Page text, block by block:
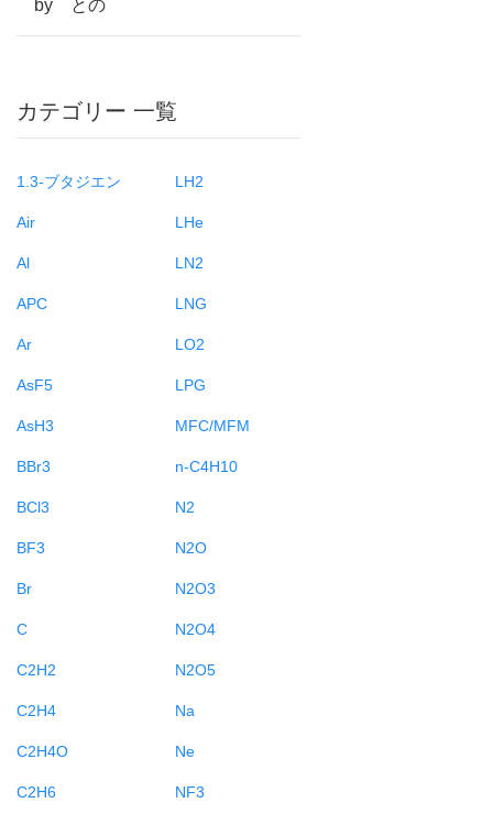
カテゴリー 一覧
1.3-ブタジエン
Air
Al
APC
Ar
AsF5
AsH3
BBr3
BCl3
BF3
Br
C
C2H2
C2H4
C2H4O
C2H6
LH2
LHe
LN2
LNG
LO2
LPG
MFC/MFM
n-C4H10
N2
N2O
N2O3
N2O4
N2O5
Na
Ne
NF3